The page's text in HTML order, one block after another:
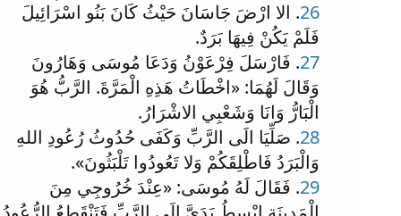
26. الا ارْضَ جَاسَانَ حَيْثُ كَانَ بَنُو اسْرَائِيلَ
فَلَمْ يَكُنْ فِيهَا بَرَدٌ.
27. فَارْسَلَ فِرْعَوْنُ وَدَعَا مُوسَى وَهَارُونَ
وَقَالَ لَهُمَا: «اخْطَاتُ هَذِهِ الْمَرَّةَ. الرَّبُّ هُوَ
الْبَارُّ وَانَا وَشَعْبِي الاشْرَارُ.
28. صَلِّيَا الَى الرَّبِّ وَكَفَى حُدُوثُ رُعُودِ اللهِ
وَالْبَرَدُ فَاطْلِقَكُمْ وَلا تَعُودُوا تَلْبَثُونَ».
29. فَقَالَ لَهُ مُوسَى: «عِنْدَ خُرُوجِي مِنَ